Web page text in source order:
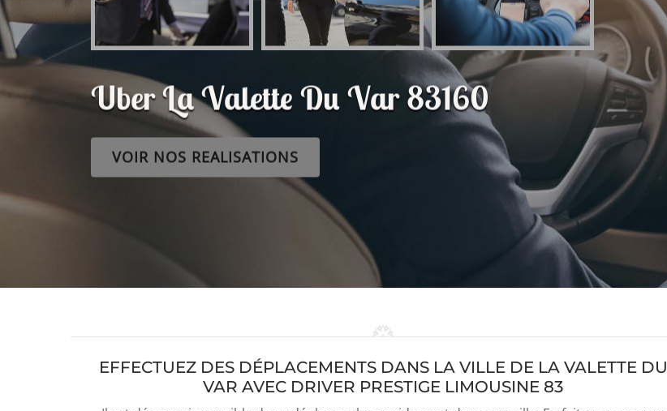
Uber La Valette Du Var 83160
VOIR NOS REALISATIONS
EFFECTUEZ DES DÉPLACEMENTS DANS LA VILLE DE LA VALETTE DU
VAR AVEC DRIVER PRESTIGE LIMOUSINE 83